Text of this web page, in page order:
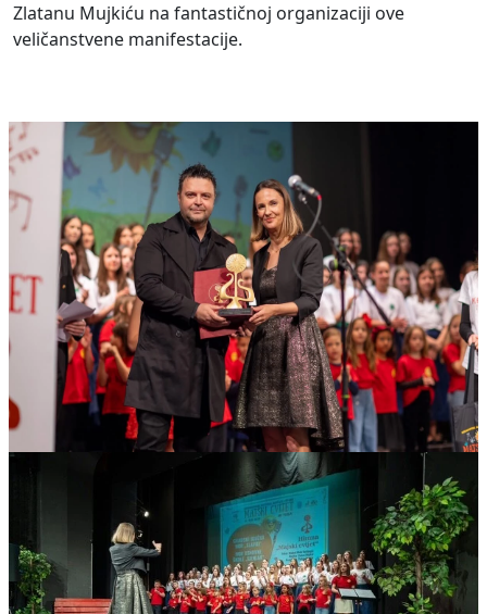
Zlatanu Mujkiću na fantastičnoj organizaciji ove
veličanstvene manifestacije.